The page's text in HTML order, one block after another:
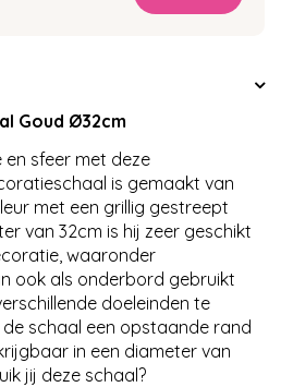
Goud Ø32cm
sfeer met deze
is gemaakt van
met een grillig gestreept
van 32cm is hij zeer geschikt
waaronder
ook als onderbord gebruikt
doeleinden te
schaal een opstaande rand
in een diameter van
jij deze schaal?